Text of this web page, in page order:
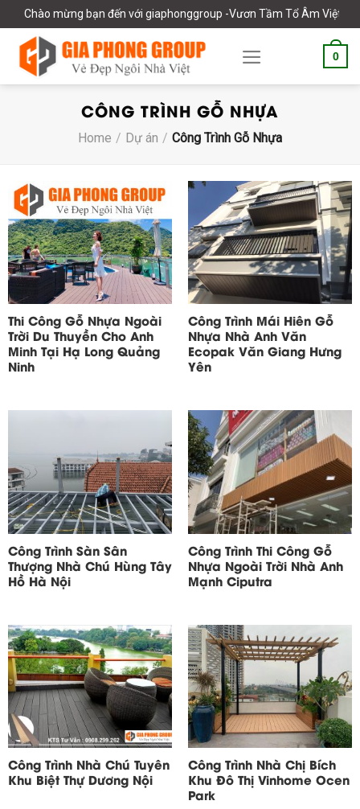
to
content
Chào mừng bạn đến với giaphonggroup -Vươn Tầm Tổ Âm Việt
0
CÔNG TRÌNH GỖ NHỰA
Home / Dự án / Công Trình Gỗ Nhựa
Thi Công Gỗ Nhựa Ngoài
Trời Du Thuyền Cho Anh
Minh Tại Hạ Long Quảng
Ninh
Công Trình Mái Hiên Gỗ
Nhựa Nhà Anh Văn
Ecopak Văn Giang Hưng
Yên
Công Trình Sàn Sân
Thượng Nhà Chú Hùng Tây
Hồ Hà Nội
Công Trình Thi Công Gỗ
Nhựa Ngoài Trời Nhà Anh
Mạnh Ciputra
Công Trình Nhà Chú Tuyên
Khu Biệt Thự Dương Nội
Công Trình Nhà Chị Bích
Khu Đô Thị Vinhome Ocen
Park